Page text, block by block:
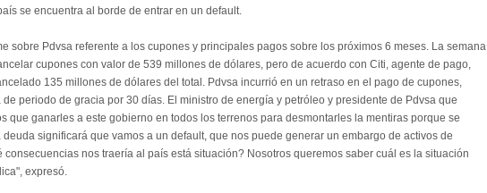
se encuentra al borde de entrar en un default.
sobre Pdvsa referente a los cupones y principales pagos sobre los próximos 6 meses. La semana
cupones con valor de 539 millones de dólares, pero de acuerdo con Citi, agente de pago,
135 millones de dólares del total. Pdvsa incurrió en un retraso en el pago de cupones,
periodo de gracia por 30 días. El ministro de energía y petróleo y presidente de Pdvsa que
que ganarles a este gobierno en todos los terrenos para desmontarles la mentiras porque se
significará que vamos a un default, que nos puede generar un embargo de activos de
consecuencias nos traería al país está situación? Nosotros queremos saber cuál es la situación
expresó.